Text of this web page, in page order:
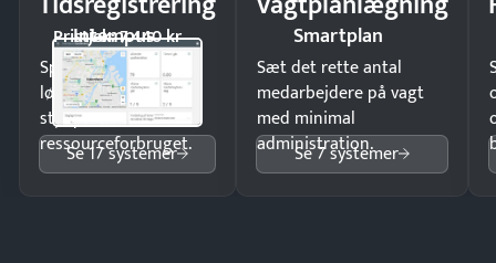
Intempus
Pristjek: 7.440 kr
Spar tid på
lønberegning og få
styr på
ressourceforbruget.
Se 17 systemer
Smartplan
Sæt det rette antal
medarbejdere på vagt
med minimal
administration.
Se 7 systemer